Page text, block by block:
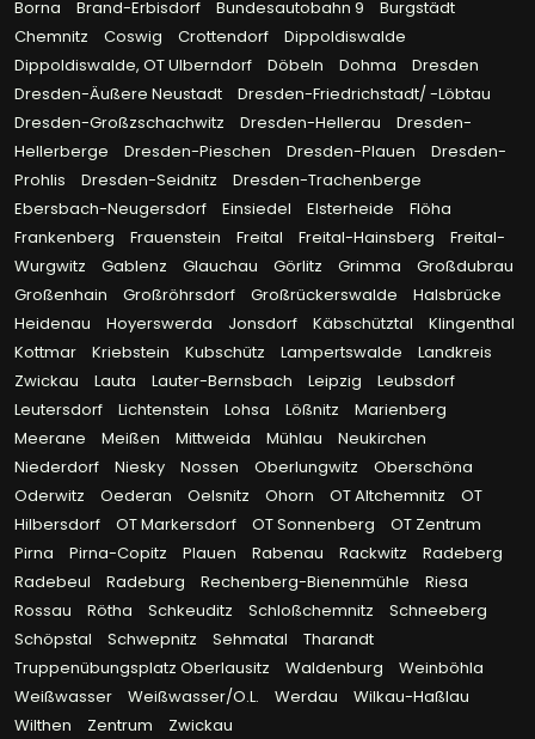
Borna
Brand-Erbisdorf Bundesautobahn 9
Burgstädt
Chemnitz
Coswig Crottendorf
Dippoldiswalde
Dippoldiswalde, OT Ulberndorf
Döbeln Dohma
Dresden
Dresden-Äußere Neustadt
Dresden-Friedrichstadt/ -Löbtau
Dresden-Großzschachwitz
Dresden-Hellerau
Dresden-
Hellerberge
Dresden-Pieschen Dresden-Plauen
Dresden-
Prohlis
Dresden-Seidnitz
Dresden-Trachenberge
Ebersbach-Neugersdorf
Einsiedel Elsterheide
Flöha
Frankenberg
Frauenstein Freital Freital-Hainsberg
Freital-
Wurgwitz
Gablenz Glauchau Görlitz Grimma
Großdubrau
Großenhain
Großröhrsdorf Großrückerswalde
Halsbrücke
Heidenau
Hoyerswerda Jonsdorf Käbschütztal
Klingenthal
Kottmar
Kriebstein Kubschütz Lampertswalde
Landkreis
Zwickau
Lauta Lauter-Bernsbach Leipzig
Leubsdorf
Leutersdorf
Lichtenstein Lohsa Lößnitz
Marienberg
Meerane
Meißen Mittweida Mühlau
Neukirchen
Niederdorf
Niesky Nossen Oberlungwitz
Oberschöna
Oderwitz
Oederan Oelsnitz Ohorn OT Altchemnitz
OT
Hilbersdorf
OT Markersdorf OT Sonnenberg
OT Zentrum
Pirna
Pirna-Copitz Plauen Rabenau Rackwitz
Radeberg
Radebeul
Radeburg Rechenberg-Bienenmühle
Riesa
Rossau
Rötha Schkeuditz Schloßchemnitz
Schneeberg
Schöpstal
Schwepnitz Sehmatal
Tharandt
Truppenübungsplatz Oberlausitz
Waldenburg
Weinböhla
Weißwasser
Weißwasser/O.L. Werdau
Wilkau-Haßlau
Wilthen
Zentrum Zwickau